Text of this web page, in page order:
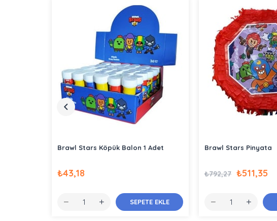
Brawl Stars Köpük Balon 1 Adet
₺43,18
SEPETE EKLE
Brawl Stars Pinyata
₺511,35
₺792,27